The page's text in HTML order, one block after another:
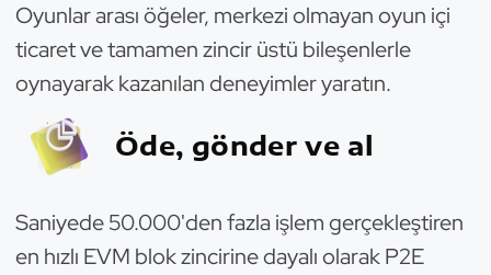
Oyunlar arası öğeler, merkezi olmayan oyun içi
ticaret ve tamamen zincir üstü bileşenlerle
oynayarak kazanılan deneyimler yaratın.
Öde, gönder ve al
Saniyede 50.000'den fazla işlem gerçekleştiren
en hızlı EVM blok zincirine dayalı olarak P2E